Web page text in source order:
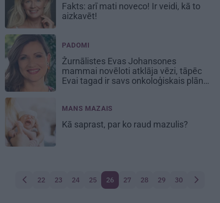
Fakts: arī mati noveco! Ir veidi, kā to
aizkavēt!
PADOMI
Žurnālistes Evas Johansones
mammai novēloti atklāja vēzi, tāpēc
Evai tagad ir savs onkoloģiskais plāns
MANS MAZAIS
Kā saprast, par ko raud mazulis?
Atpakaļ
22 23 24 25 26 27 28 29 30